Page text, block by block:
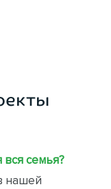
вся семья?
нашей